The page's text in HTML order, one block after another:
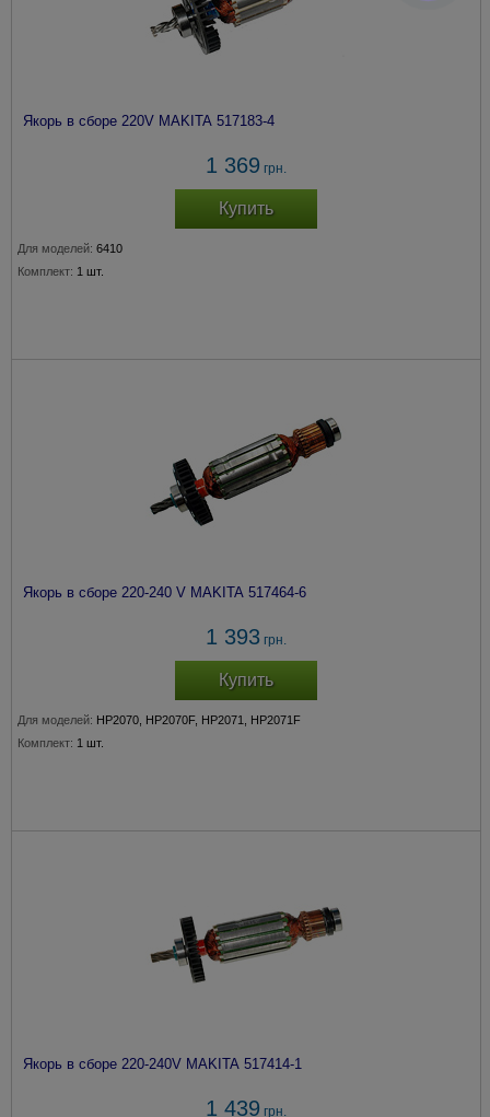
Якорь в сборе 220V MAKITA 517183-4
1 369 грн.
Купить
Для моделей: 6410
Комплект: 1 шт.
Якорь в сборе 220-240 V MAKITA 517464-6
1 393 грн.
Купить
Для моделей: HP2070, HP2070F, HP2071, HP2071F
Комплект: 1 шт.
Якорь в сборе 220-240V MAKITA 517414-1
1 439 грн.